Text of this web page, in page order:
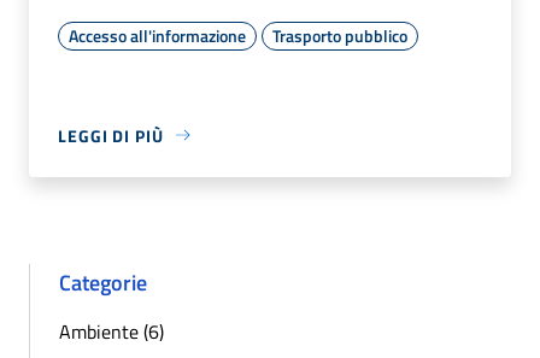
Accesso all'informazione Trasporto pubblico
LEGGI DI PIÙ
Categorie
Ambiente (6)